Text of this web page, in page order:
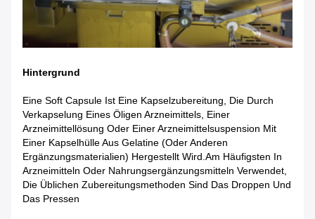
Hintergrund
Eine Soft Capsule Ist Eine Kapselzubereitung, Die Durch
Verkapselung Eines Öligen Arzneimittels, Einer
Arzneimittellösung Oder Einer Arzneimittelsuspension Mit
Einer Kapselhülle Aus Gelatine (oder Anderen
Ergänzungsmaterialien) Hergestellt Wird.am Häufigsten In
Arzneimitteln Oder Nahrungsergänzungsmitteln Verwendet,
Die Üblichen Zubereitungsmethoden Sind Das Droppen Und
Das Pressen